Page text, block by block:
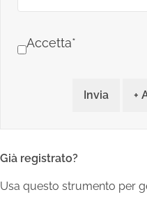
Accetta*
Invia +
Già registrato?
Usa questo strumento per